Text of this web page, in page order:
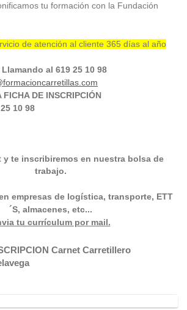
tu formación con la Fundación
de atención al cliente 365 días al año
Llamando al 619 25 10 98
DE INSCRIPCIÓN
10 98
y te inscribiremos en nuestra bolsa de
trabajo.
empresas de logística, transporte, ETT
´S, almacenes, etc...
tu currículum por mail.
Carnet Carretillero